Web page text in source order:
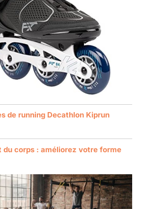
de running Decathlon Kiprun
du corps : améliorez votre forme